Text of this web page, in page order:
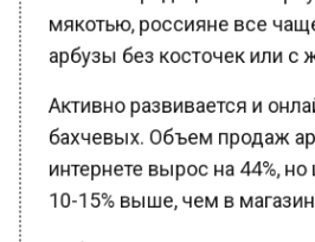
мякотью, россияне все
арбузы без косточек или с
Активно развивается и
бахчевых. Объем продаж
интернете вырос на 44%,
10-15% выше, чем в